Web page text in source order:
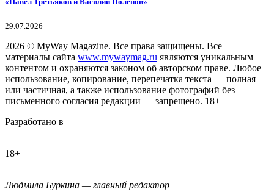
29.07.2026
2026 © MyWay Magazine. Все права защищены. Все
материалы сайта www.mywaymag.ru являются уникальным
контентом и охраняются законом об авторском праве. Любое
использование, копирование, перепечатка текста — полная
или частичная, а также использование фотографий без
письменного согласия редакции — запрещено. 18+
Разработано в
18+
Людмила Буркина — главный редактор